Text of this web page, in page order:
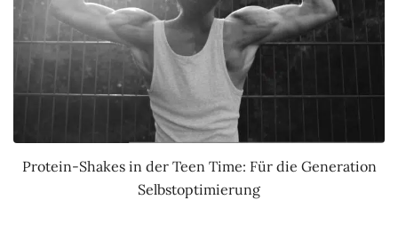
Protein-Shakes in der Teen Time: Für die Generation
Selbstoptimierung